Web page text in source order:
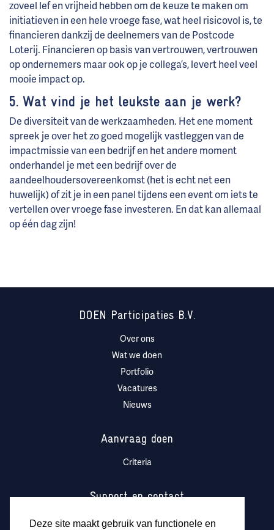
Deze site maakt gebruik van functionele en
zoveel lef en vrijheid hebben om de keuze te maken om
initiatieven in een hele vroege fase, wat heel risicovol is, te
financieren dankzij de deelnemers van de Postcode
Loterij. Financieren op basis van vertrouwen, vertrouwen
op ondernemers maar ook op je collega’s, levert heel veel
mooie impact op.
5. Wat vind je het leukste aan je werk?
De diversiteit van de werkzaamheden. Het ene moment
spreek je over het zo goed mogelijk vastleggen van de
impactmissie van een bedrijf en het andere moment
onderhandel je met een bedrijf over de
aandeelhoudersovereenkomst (het is echt net een
huwelijk) of zit je in een panel tijdens een event om iets te
vertellen over vroege fase investeren. En dat kan allemaal
op één dag zijn!
DOEN Participaties B.V.
Over ons
Wat we doen
Portfolio
Vacatures
Nieuws
Aanvraag doen
Criteria
Support en contact
Contact